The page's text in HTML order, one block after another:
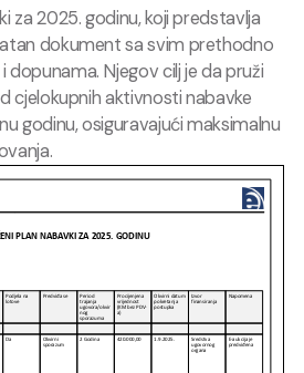
za 2025. godinu, koji predstavlja
dokument sa svim prethodno
dopunama. Njegov cilj je da pruži
cjelokupnih aktivnosti nabavke
godinu, osiguravajući maksimalnu